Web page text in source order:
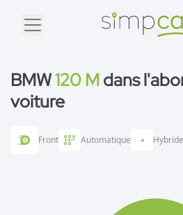
BMW120 Mdans
voiture
Front Automatique Hybride